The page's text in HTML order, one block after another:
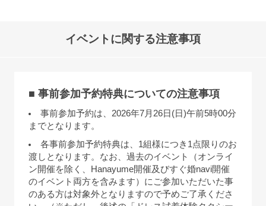
イベントに関する注意事項
■ 事前参加予約特典についての注意事項
事前参加予約は、2026年7月26日(日)午前5時00分
までとなります。
各事前参加予約特典は、1組様につき1点限りのお
渡しとなります。なお、過去のイベント（オンライ
ン開催を除く、Hanayume開催及びすぐ婚navi開催
のイベント両方を含みます）にご参加いただいた事
のある方は対象外となりますので予めご了承くださ